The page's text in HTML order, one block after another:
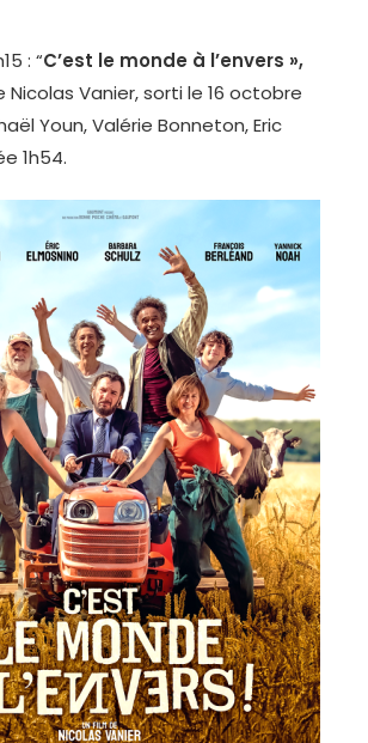
: “C’est le monde à l’envers »,
Nicolas Vanier, sorti le 16 octobre
Youn, Valérie Bonneton, Eric
1h54.